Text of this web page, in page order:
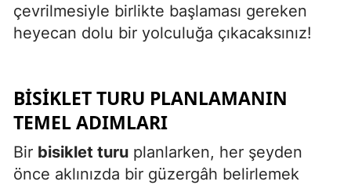
Giresun
Gümüşhane
Hatay
Mersin
çevrilmesiyle birlikte başlaması gereken
heyecan dolu bir yolculuğa çıkacaksınız!
BISIKLET TURU PLANLAMANIN
TEMEL ADIMLARI
Bir bisiklet turu planlarken, her şeyden
önce aklınızda bir güzergâh belirlemek